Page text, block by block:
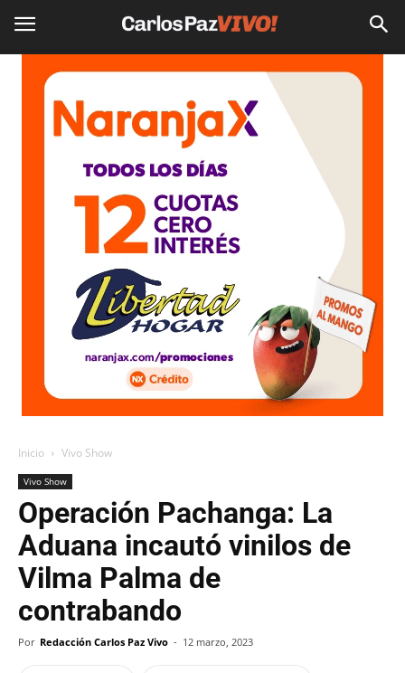
Inicio Vivo Show
Vivo Show
Operación Pachanga: La
Aduana incautó vinilos de
Vilma Palma de
contrabando
Por Redacción Carlos Paz Vivo - 12 marzo, 2023